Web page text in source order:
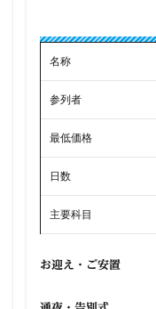
名称
参列者
最低価格
日数
主要科目
お迎え・ご安置